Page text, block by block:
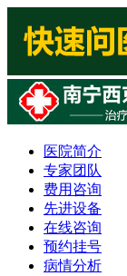
医院简介
专家团队
费用咨询
先进设备
在线咨询
预约挂号
病情分析